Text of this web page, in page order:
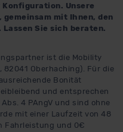
Unsere
mit Ihnen, den
Sie sich beraten.
ist die Mobility
82041 Oberhaching). Für die
Bonität
und entsprechen
4 PAngV und sind ohne
mit einer Laufzeit von 48
Fahrleistung und 0€